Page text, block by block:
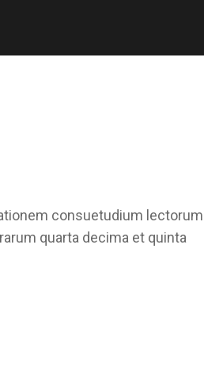
consuetudium lectorum
quarta decima et quinta